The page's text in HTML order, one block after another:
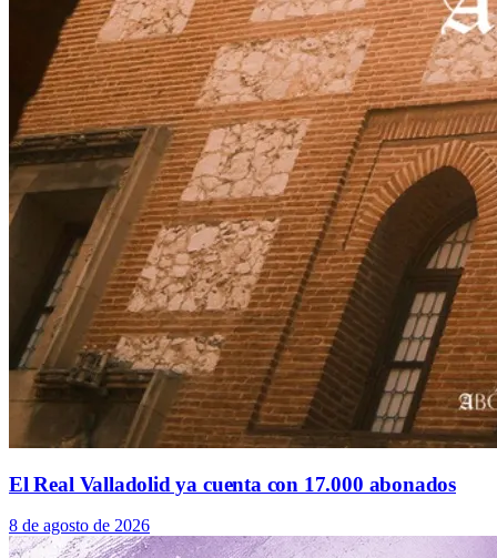
El Real Valladolid ya cuenta con 17.000 abonados
8 de agosto de 2026